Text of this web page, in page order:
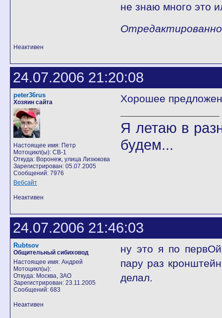
не знаю много это
Неактивен
24.07.2006 21:20:08
peter36rus
Хозяин сайта
Настоящее имя: Петр
Мотоцикл(ы): CB-1
Откуда: Воронеж, улица Лизюкова
Зарегистрирован: 05.07.2005
Сообщений: 7976
Вебсайт
Хорошее
Я летаю в
будем...
Неактивен
24.07.2006 21:46:03
Rubtsov
Общительный сибиховод
Настоящее имя: Андрей
Мотоцикл(ы):
Откуда: Москва, ЗАО
Зарегистрирован: 23.11.2005
Сообщений: 683
ну это я по
пару раз
делал.
Неактивен